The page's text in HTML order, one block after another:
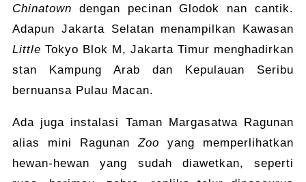
Chinatown dengan pecinan Glodok nan cantik.
Adapun Jakarta Selatan menampilkan Kawasan
Little Tokyo Blok M, Jakarta Timur menghadirkan
stan Kampung Arab dan Kepulauan Seribu
bernuansa Pulau Macan.
Ada juga instalasi Taman Margasatwa Ragunan
alias mini Ragunan Zoo yang memperlihatkan
hewan-hewan yang sudah diawetkan, seperti